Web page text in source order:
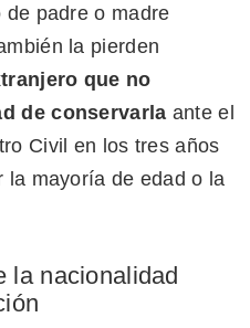
padre o madre
la pierden
que no
de conservarla ante el
Civil en los tres años
la mayoría de edad o la
la nacionalidad